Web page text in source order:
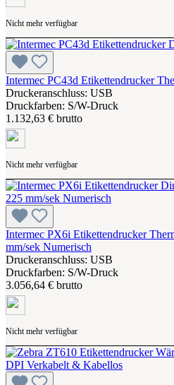
Nicht mehr verfügbar
Intermec PC43d Etikettendrucker
Druckeranschluss: USB
Druckfarben: S/W-Druck
1.132,63 € brutto
Nicht mehr verfügbar
Intermec PX6i Etikettendrucker
mm/sek Numerisch
Druckeranschluss: USB
Druckfarben: S/W-Druck
3.056,64 € brutto
Nicht mehr verfügbar